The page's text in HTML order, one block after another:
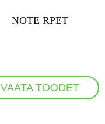
NOTE RPET
VAATA TOODET